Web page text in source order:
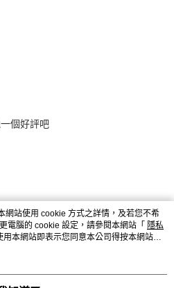
個好評吧
網站使用 cookie 方式之詳情，及若您不希
電腦的 cookie 設定，請參閱本網站「 隱私
用本網站即表示您同意本公司得按本網站使